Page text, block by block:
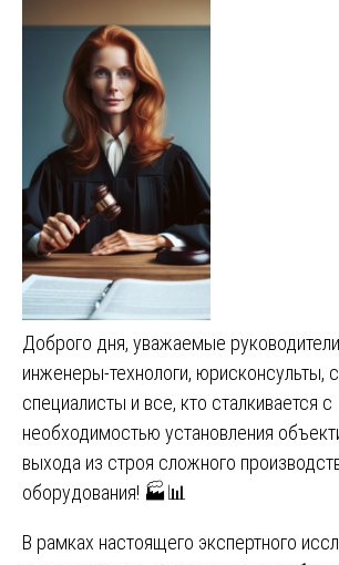
Доброго дня, уважаемые
инженеры-технологи, юрисконсульты,
специалисты и все, кто сталкивается с
необходимостью установления
выхода из строя сложного
оборудования! 🏭📊
В рамках настоящего экспертного